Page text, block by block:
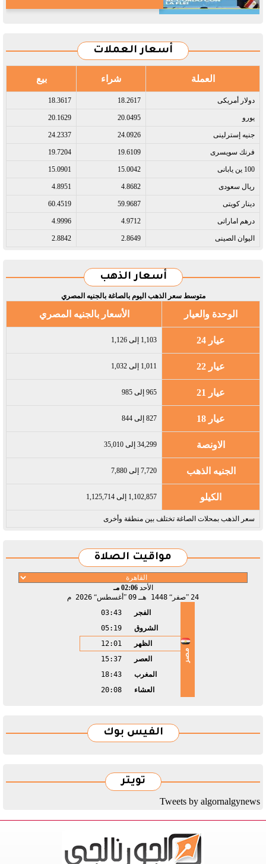
أسعار العملات
العملة شراء بيع
دولار أمريكى​ 18.2617
18.3617
يورو​ 20.0495
20.1629
جنيه إسترلينى​ 24.0926
24.2337
فرنك سويسرى​ 19.6109
19.7204
100 ين يابانى​ 15.0042
15.0901
ريال سعودى​ 4.8682
4.8951
دينار كويتى​ 59.9687
60.4519
درهم اماراتى​ 4.9712
4.9996
اليوان الصينى​ 2.8649
2.8842
أسعار الذهب
متوسط سعر الذهب اليوم بالصاغة بالجنيه المصري
الوحدة والعيار الأسعار بالجنيه المصري
عيار 24 1,103 إلى 1,126
عيار 22 1,011 إلى 1,032
عيار 21 965 إلى 985
عيار 18 827 إلى 844
الاونصة 34,299 إلى 35,010
الجنيه الذهب 7,720 إلى 7,880
الكيلو 1,102,857 إلى 1,125,714
سعر الذهب بمحلات الصاغة تختلف بين منطقة وأخرى
مواقيت الصلاة
الأحد02:06 مـ
24 صفر 1448 هـ 09 أغسطس 2026 م
مصر
الفجر
03:43
الشروق
05:19
الظهر
12:01
العصر
15:37
المغرب
18:43
العشاء
20:08
الفيس بوك
تويتر
Tweets by algornalgynews